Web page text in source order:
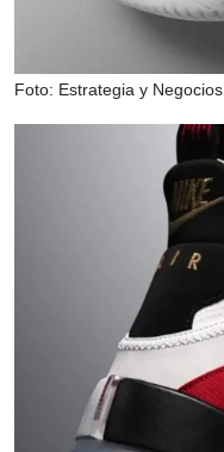
Foto: Estrategia y Negocios